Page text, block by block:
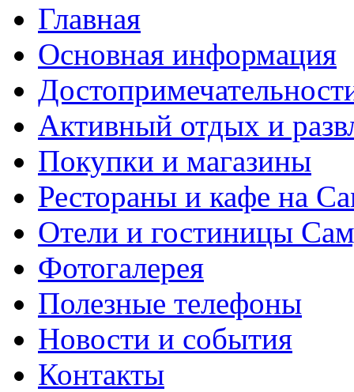
Главная
Основная информация
Активный отдых и
Покупки и магазины
Рестораны и кафе на
Отели и гостиницы
Фотогалерея
Полезные телефоны
Новости и события
Контакты